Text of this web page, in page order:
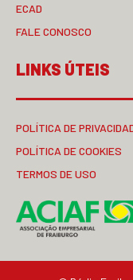
ECAD
FALE CONOSCO
LINKS ÚTEIS
POLÍTICA DE
POLÍTICA DE COOKIES
TERMOS DE USO